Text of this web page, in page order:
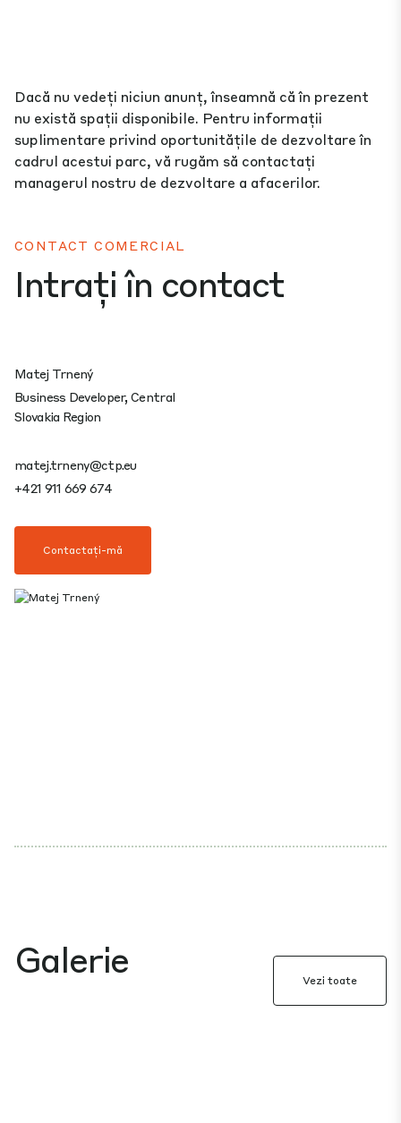
Dacă nu vedeți niciun anunț, înseamnă că în prezent
nu există spații disponibile. Pentru informații
suplimentare privind oportunitățile de dezvoltare în
cadrul acestui parc, vă rugăm să contactați
managerul nostru de dezvoltare a afacerilor.
CONTACT COMERCIAL
Intrați în contact
Matej Trnený
Business Developer, Central
Slovakia Region
matej.trneny@ctp.eu
+421 911 669 674
Contactați-mă
Galerie Vezi toate